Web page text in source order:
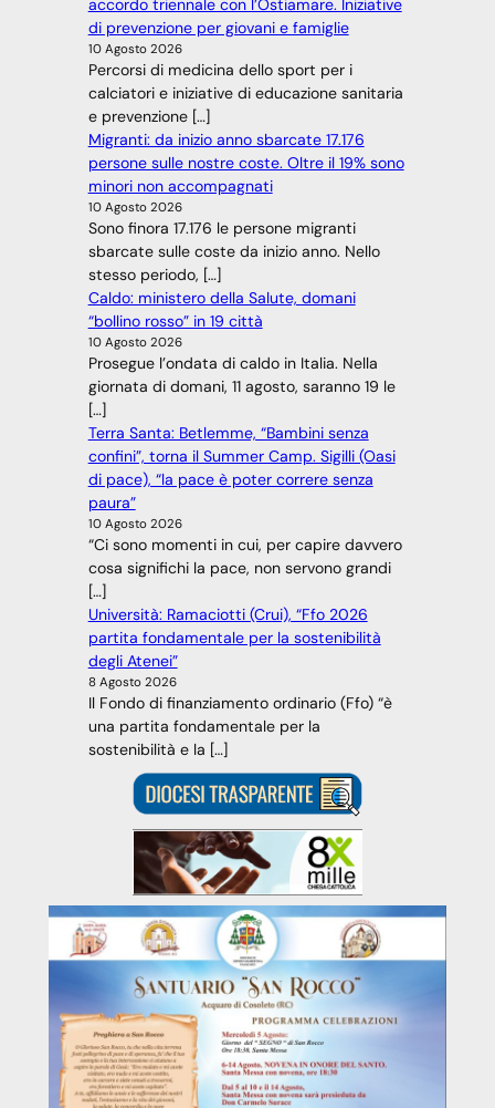
accordo triennale con l’Ostiamare. Iniziative
di prevenzione per giovani e famiglie
10 Agosto 2026
Percorsi di medicina dello sport per i
calciatori e iniziative di educazione sanitaria
e prevenzione […]
Migranti: da inizio anno sbarcate 17.176
persone sulle nostre coste. Oltre il 19% sono
minori non accompagnati
10 Agosto 2026
Sono finora 17.176 le persone migranti
sbarcate sulle coste da inizio anno. Nello
stesso periodo, […]
Caldo: ministero della Salute, domani
“bollino rosso” in 19 città
10 Agosto 2026
Prosegue l’ondata di caldo in Italia. Nella
giornata di domani, 11 agosto, saranno 19 le
[…]
Terra Santa: Betlemme, “Bambini senza
confini”, torna il Summer Camp. Sigilli (Oasi
di pace), “la pace è poter correre senza
paura”
10 Agosto 2026
“Ci sono momenti in cui, per capire davvero
cosa significhi la pace, non servono grandi
[…]
Università: Ramaciotti (Crui), “Ffo 2026
partita fondamentale per la sostenibilità
degli Atenei”
8 Agosto 2026
Il Fondo di finanziamento ordinario (Ffo) “è
una partita fondamentale per la
sostenibilità e la […]